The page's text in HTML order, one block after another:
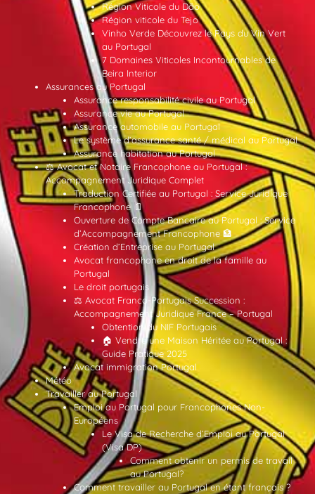
Région Viticole du Dão
Région viticole du Tejo
Vinho Verde Découvrez le Pays du Vin Vert
au Portugal
7 Domaines Viticoles Incontournables de
Beira Interior
Assurances au Portugal
Assurance responsabilité civile au Portugal
Assurance vie au Portugal
Assurance automobile au Portugal
Le système d’assurance santé / médical au Portugal
Assurance habitation au Portugal
⚖️ Avocat et Notaire Francophone au Portugal :
Accompagnement Juridique Complet
Traduction Certifiée au Portugal : Service Juridique
Francophone 📄
Ouverture de Compte Bancaire au Portugal : Service
d’Accompagnement Francophone 🏦
Création d’Entreprise au Portugal
Avocat francophone en droit de la famille au
Portugal
Le droit portugais
⚖️ Avocat Franco-Portugais Succession :
Accompagnement Juridique France – Portugal
Obtention du NIF Portugais
🏠 Vendre une Maison Héritée au Portugal :
Guide Pratique 2025
Avocat immigration Portugal
Météo
Travailler au Portugal
Emploi au Portugal pour Francophones Non-
Européens
Le Visa de Recherche d’Emploi au Portugal
(Visa DP)
Comment obtenir un permis de travail
au Portugal?
Comment travailler au Portugal en étant français ?